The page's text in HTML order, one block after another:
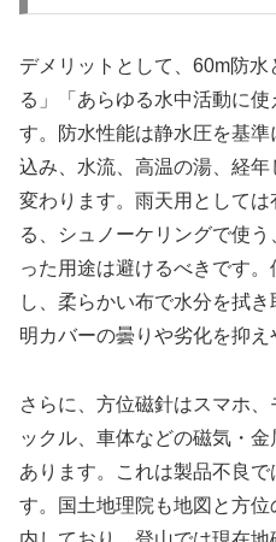
デメリットとして、60m防
る」「あらゆる水中活動に
す。防水性能は静水圧を基
込み、水流、高温の湯、経
変わります。雨天用として
る、シュノーケリングで使
った用途は避けるべきです
し、柔らかい布で水分を拭
明カバーの曇りや劣化を抑え
さらに、方位磁針はスマホ
ックル、車体などの磁気・
あります。これは製品不良
す。国土地理院も地図と方